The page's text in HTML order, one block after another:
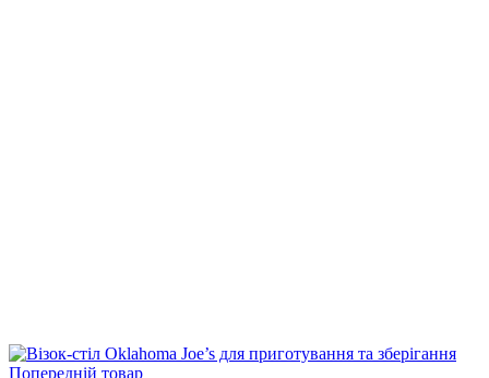
Попередній товар